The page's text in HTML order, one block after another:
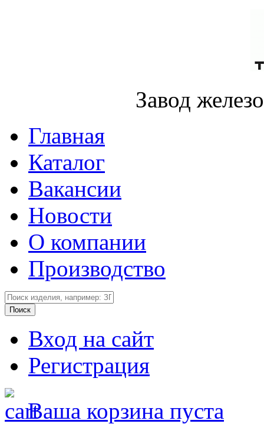
Завод
Главная
Каталог
Вакансии
Новости
О компании
Производство
Вход на сайт
Регистрация
Ваша корзина пуста